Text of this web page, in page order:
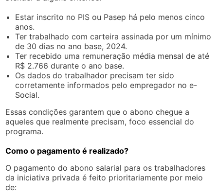
Estar inscrito no PIS ou Pasep há pelo menos cinco
anos.
Ter trabalhado com carteira assinada por um mínimo
de 30 dias no ano base, 2024.
Ter recebido uma remuneração média mensal de até
R$ 2.766 durante o ano base.
Os dados do trabalhador precisam ter sido
corretamente informados pelo empregador no e-
Social.
Essas condições garantem que o abono chegue a
aqueles que realmente precisam, foco essencial do
programa.
Como o pagamento é realizado?
O pagamento do abono salarial para os trabalhadores
da iniciativa privada é feito prioritariamente por meio
de: